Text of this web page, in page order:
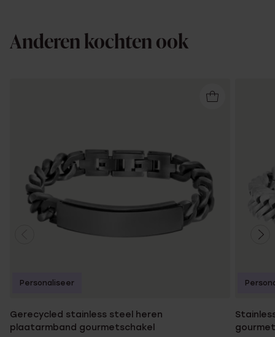
Anderen kochten ook
Gerecycled stainless steel heren
plaatarmband gourmetschakel
Personaliseer